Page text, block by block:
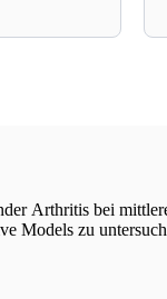
Arthritis bei
Models zu